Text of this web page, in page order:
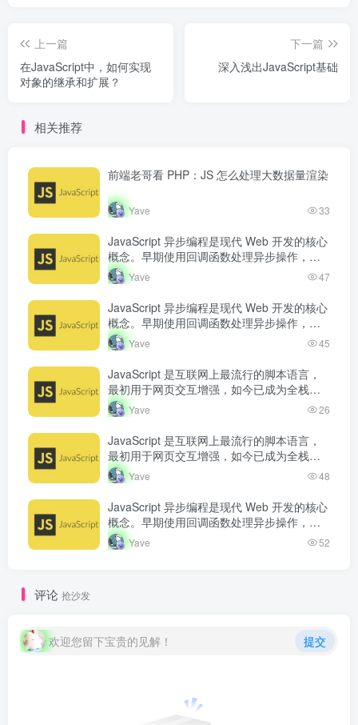
上一篇
在JavaScript中，如何实现
对象的继承和扩展？
下一篇
深入浅出JavaScript基础
相关推荐
前端老哥看 PHP：JS 怎么处理大数据量渲染
Yave 33
JavaScript 异步编程是现代 Web 开发的核心
概念。早期使用回调函数处理异步操作，但
容易产生回调地狱。Promise 的出现改善了
异步代码的可读…
Yave 47
JavaScript 异步编程是现代 Web 开发的核心
概念。早期使用回调函数处理异步操作，但
容易产生回调地狱。Promise 的出现改善了
异步代码的可读…
Yave 45
JavaScript 是互联网上最流行的脚本语言，
最初用于网页交互增强，如今已成为全栈开
发语言。从浏览器端的页面动态效果，到服
务端的 Node.js 运行…
Yave 26
JavaScript 是互联网上最流行的脚本语言，
最初用于网页交互增强，如今已成为全栈开
发语言。从浏览器端的页面动态效果，到服
务端的 Node.js 运行…
Yave 48
JavaScript 异步编程是现代 Web 开发的核心
概念。早期使用回调函数处理异步操作，但
容易产生回调地狱。Promise 的出现改善了
异步代码的可读…
Yave 52
评论 抢沙发
欢迎您留下宝贵的见解！ 提交